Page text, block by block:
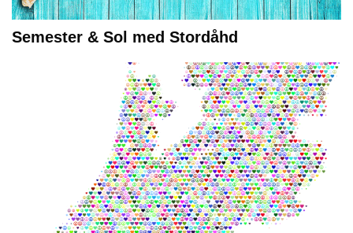
Semester & Sol med Stordåhd